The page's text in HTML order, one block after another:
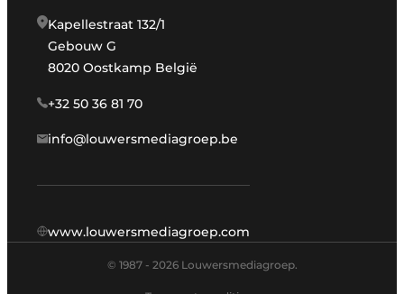
Kapellestraat 132/1
Gebouw G
8020 Oostkamp België
+32 50 36 81 70
info@louwersmediagroep.be
www.louwersmediagroep.com
© 1987 - 2026 Louwersmediagroep.